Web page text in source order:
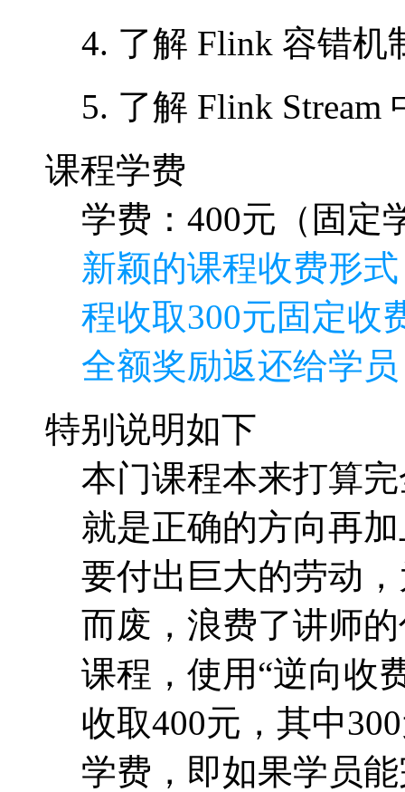
4. 了解 Flink 容错机
5. 了解 Flink
课程学费
学费：400元（固定
新颖的课程收费形
程收取300元固定收
全额奖励返还给学
特别说明如下
本门课程本来打算
就是正确的方向再
要付出巨大的劳动
而废，浪费了讲师
课程，使用“逆向收
收取400元，其中
学费，即如果学员